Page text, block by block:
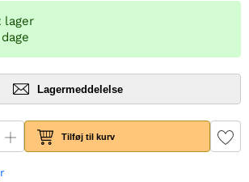
lager
Lagermeddelelse
Tilføj til kurv